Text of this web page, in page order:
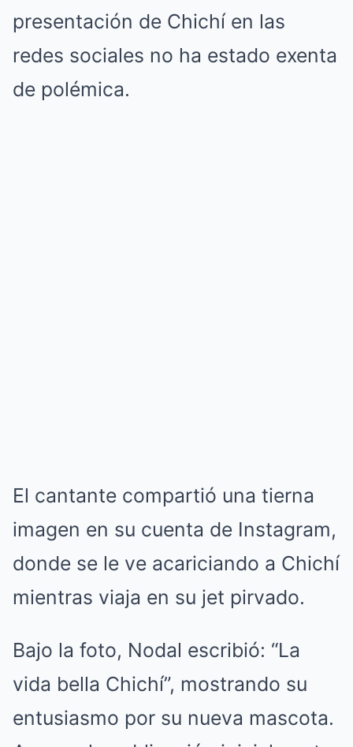
presentación de Chichí en las
redes sociales no ha estado exenta
de polémica.
El cantante compartió una tierna
imagen en su cuenta de Instagram,
donde se le ve acariciando a Chichí
mientras viaja en su jet pirvado.
Bajo la foto, Nodal escribió: “La
vida bella Chichí”, mostrando su
entusiasmo por su nueva mascota.